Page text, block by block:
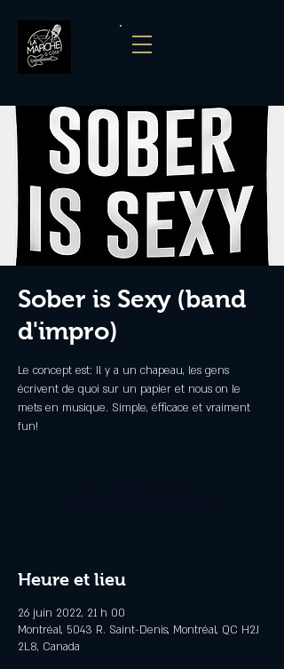
Sober is Sexy (band
d'impro)
Le concept est: Il y a un chapeau, les gens
écrivent de quoi sur un papier et nous on le
mets en musique. Simple, éfficace et vraiment
fun!
Heure et lieu
26 juin 2022, 21 h 00
Montréal, 5043 R. Saint-Denis, Montréal, QC H2J
2L8, Canada